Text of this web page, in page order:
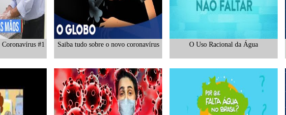
Coronavírus #1 Saiba tudo sobre o novo coronavírus O Uso Racional da Água